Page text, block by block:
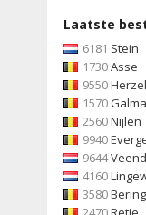
Laatste
6181 Stein
1730Asse
9550
1570
2560Nijlen
9940
9644
4160
3580